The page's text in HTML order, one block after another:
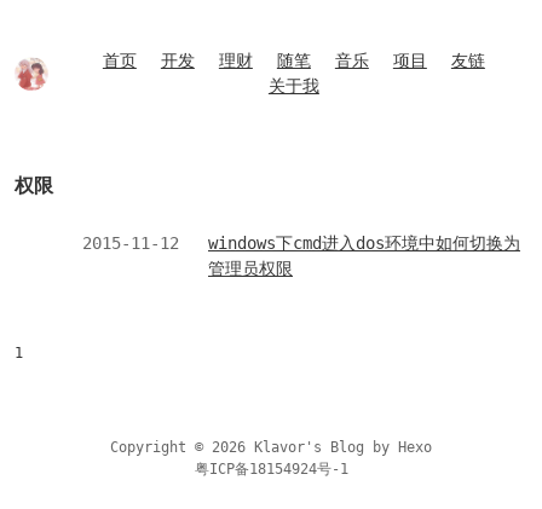
首页 开发 理财 随笔 音乐 项目
友链
关于我
权限
2015-11-12
windows下cmd进入dos环境中如何切换为
管理员权限
1
Copyright © 2026 Klavor's Blog by
Hexo
粤ICP备18154924号-1